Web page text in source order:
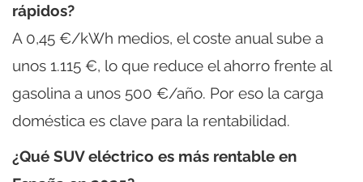
rápidos?
A 0,45 €/kWh medios, el coste anual sube a
unos 1.115 €, lo que reduce el ahorro frente al
gasolina a unos 500 €/año. Por eso la carga
doméstica es clave para la rentabilidad.
¿Qué SUV eléctrico es más rentable en